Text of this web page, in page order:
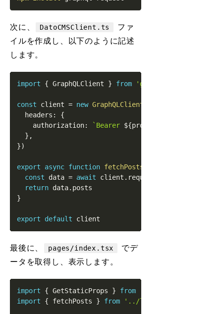
次に、 DatoCMSClient.ts
ファ
イルを作成し、以下のように記述
します。
import { GraphQLClient } from 'graphql-request'
const client = new GraphQLClient
  headers
:
{
    authorization
: ` Bearer ${process
} ,
})
export async function fetchPosts
const data = await client . request
return data. posts
}
export default
最後に、 pages/index.tsx
でデ
ータを取得し、表示します。
import { GetStaticProps } from
import
{ fetchPosts } from '../lib/DatoCMSClient'